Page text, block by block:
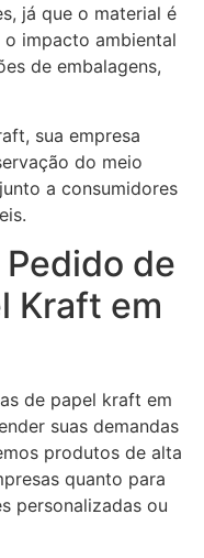
já que o material é
impacto ambiental
de embalagens,
sua empresa
do meio
a consumidores
de
Kraft em
de papel kraft em
suas demandas
produtos de alta
quanto para
personalizadas ou